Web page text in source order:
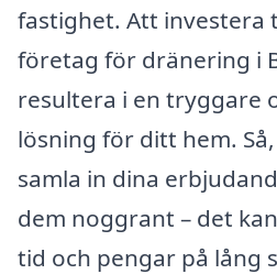
fastighet. Att
företag för dränering i
resultera i en tryggare
lösning för ditt hem.
samla in dina
dem noggrant – det
tid och pengar på lång